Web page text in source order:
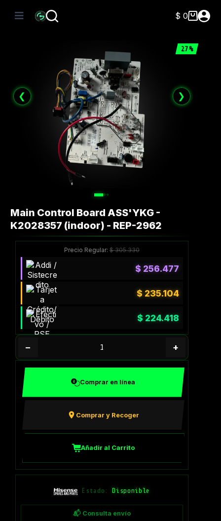
Carro
$ 0
27%
❮ ❯
Main Control Board ASS'YKG -
K2028357 (indoor) - REP-2962
Precio Regular:$305.330
$ 256.477
$ 235.104
$ 224.418
− +
Comprar en línea
Comprar y Recoger
Añadir al Carrito
Estado: Disponible
📬 Consulta envío